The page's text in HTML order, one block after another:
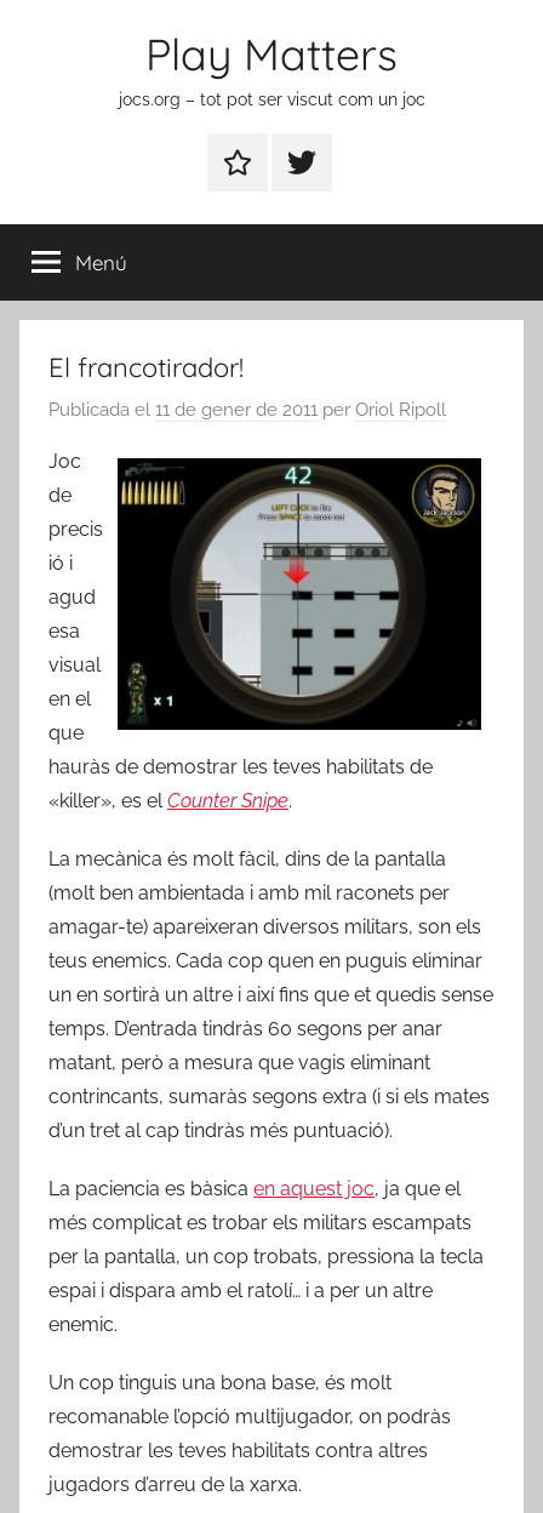
Play Matters
jocs.org – tot pot ser viscut com un joc
ContactarElement
menú
Menú
El francotirador!
Publicada el 11 de gener de 2011 per Oriol Ripoll
Joc
de
precis
ió i
agud
esa
visual
en el
que
hauràs de demostrar les teves habilitats de
«killer», es elCounter Snipe.
La mecànica és molt fàcil, dins de la pantalla
(molt ben ambientada i amb mil raconets per
amagar-te) apareixeran diversos militars, son els
teus enemics. Cada cop quen en puguis eliminar
un en sortirà un altre i així fins que et quedis sense
temps. D’entrada tindràs 60 segons per anar
matant, però a mesura que vagis eliminant
contrincants, sumaràs segons extra (i si els mates
d’un tret al cap tindràs més puntuació).
La paciencia es bàsica en aquest joc, ja que el
més complicat es trobar els militars escampats
per la pantalla, un cop trobats, pressiona la tecla
espai i dispara amb el ratolí… i a per un altre
enemic.
Un cop tinguis una bona base, és molt
recomanable l’opció multijugador, on podràs
demostrar les teves habilitats contra altres
jugadors d’arreu de la xarxa.